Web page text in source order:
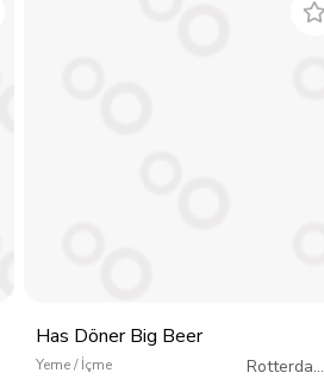
Has Döner Big Beer
Yeme / İçme Rotterdam